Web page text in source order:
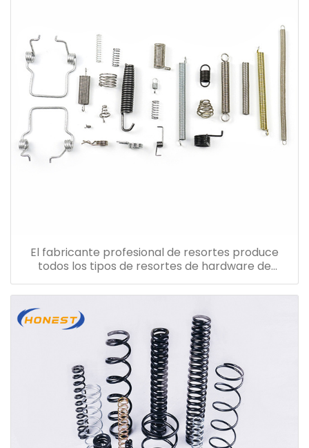
El fabricante profesional de resortes produce
todos los tipos de resortes de hardware de
compresión.